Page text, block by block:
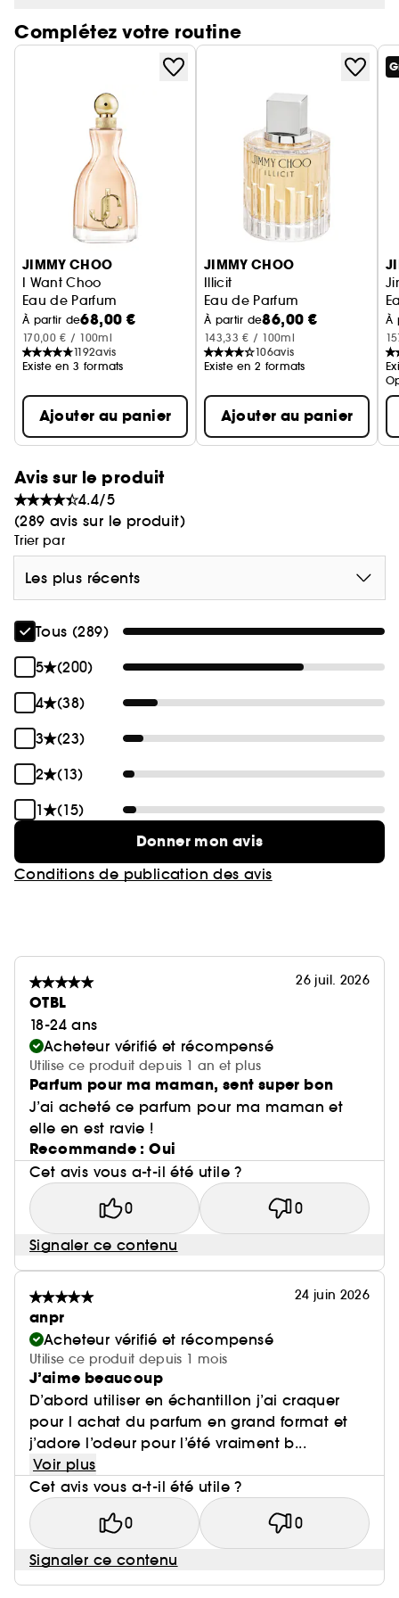
Complétez votre routine
Ignorer le carrousel produits
JIMMY CHOO
I Want Choo
Eau de Parfum
À partir de68,00 €
170,00 € / 100ml
1192avis
Existe en 3 formats
Ajouter au panier
JIMMY CHOO
Illicit
Eau de Parfum
À partir de86,00 €
143,33 € / 100ml
106avis
Existe en 2 formats
Ajouter au panier
À
Avis sur le produit
4.4/5
(289 avis sur le produit)
Trier par
Les plus récents
Tous (289)
5
(200)
4
(38)
3
(23)
2
(13)
1
(15)
Donner mon avis
Conditions de publication des avis
26 juil. 2026
OTBL
18-24 ans
Acheteur vérifié et récompensé
Utilise ce produit depuis 1 an et plus
Parfum pour ma maman, sent super bon
J’ai acheté ce parfum pour ma maman et
elle en est ravie !
Recommande : Oui
Cet avis vous a-t-il été utile ?
0 0
Signaler ce contenu
24 juin 2026
anpr
Acheteur vérifié et récompensé
Utilise ce produit depuis 1 mois
J’aime beaucoup
D’abord utiliser en échantillon j’ai craquer
pour l achat du parfum en grand format et
j’adore l’odeur pour l’été vraiment b...
Voir plus
Cet avis vous a-t-il été utile ?
0 0
Signaler ce contenu